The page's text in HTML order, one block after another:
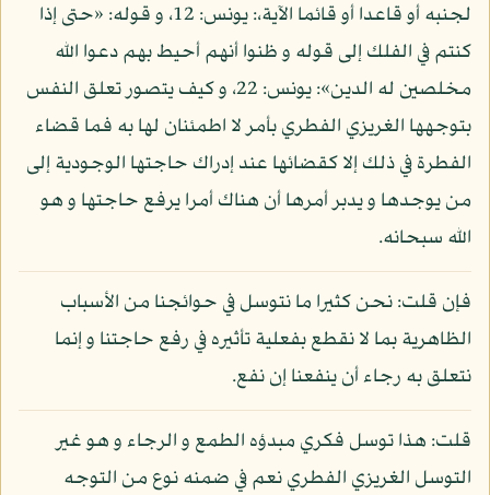
لجنبه أو قاعدا أو قائما الآية،: يونس: 12، و قوله: «حتى إذا
كنتم في الفلك إلى قوله و ظنوا أنهم أحيط بهم دعوا الله
مخلصين له الدين»: يونس: 22، و كيف يتصور تعلق النفس
بتوجهها الغريزي الفطري بأمر لا اطمئنان لها به فما قضاء
الفطرة في ذلك إلا كقضائها عند إدراك حاجتها الوجودية إلى
من يوجدها و يدبر أمرها أن هناك أمرا يرفع حاجتها و هو
الله سبحانه.
فإن قلت: نحن كثيرا ما نتوسل في حوائجنا من الأسباب
الظاهرية بما لا نقطع بفعلية تأثيره في رفع حاجتنا و إنما
نتعلق به رجاء أن ينفعنا إن نفع.
قلت: هذا توسل فكري مبدؤه الطمع و الرجاء و هو غير
التوسل الغريزي الفطري نعم في ضمنه نوع من التوجه